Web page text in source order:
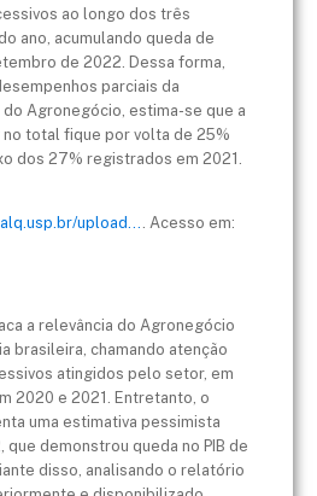
ao longo dos três
ano, acumulando queda de
de 2022. Dessa forma,
parciais da
Agronegócio, estima-se que a
total fique por volta de 25%
dos 27% registrados em 2021.
upload...
. Acesso em:
a relevância do Agronegócio
brasileira, chamando atenção
atingidos pelo setor, em
2020 e 2021. Entretanto, o
uma estimativa pessimista
demonstrou queda no PIB de
disso, analisando o relatório